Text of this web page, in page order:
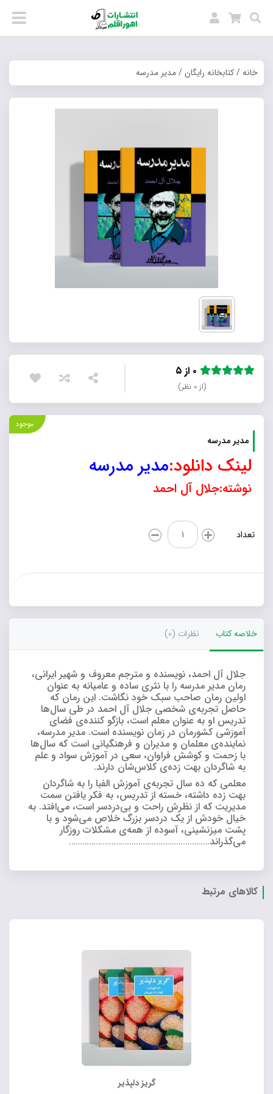
خانه/کتابخانه رایگان/ مدیر مدرسه
(از ۰ نظر)
موجود
مدیر مدرسه
لینک دانلود:مدیر مدرسه
نوشته:جلال آل احمد
تعداد
مدیر
مدرسه
عدد
خلاصه کتاب نظرات (0)
جلال آل احمد، نویسنده و مترجم معروف و شهیر ایرانی،
رمان مدیر مدرسه را با نثری ساده و عامیانه به عنوان
اولین رمان صاحب سبک خود نگاشت. این رمان که
حاصل تجربه‌ی شخصی جلال آل احمد در طی سال‌ها
تدریس او به عنوان معلم است، بازگو کننده‌ی فضای
آموزشی کشورمان در زمان نویسنده است. مدیر مدرسه،
نماینده‌ی معلمان و مدیران و فرهنگیانی است که سال‌ها
با زحمت و کوشش فراوان، سعی در آموزش سواد و علم
به شاگردان بهت زده‌ی کلاس‌شان دارند.
معلمی که ده سال تجربه‌ی آموزش الفبا را به شاگردان
بهت زده داشته، خسته از تدریس، به فکر یافتن سمت
مدیریت که از نظرش راحت و بی‌دردسر است، می‌افتد. به
خیال خودش از یک دردسر بزرگ خلاص می‌شود و با
پشت میزنشینی، آسوده از همه‌ی مشکلات روزگار
می‌گذراند………………………………………………………
کالاهای مرتبط
گریز دلپذیر